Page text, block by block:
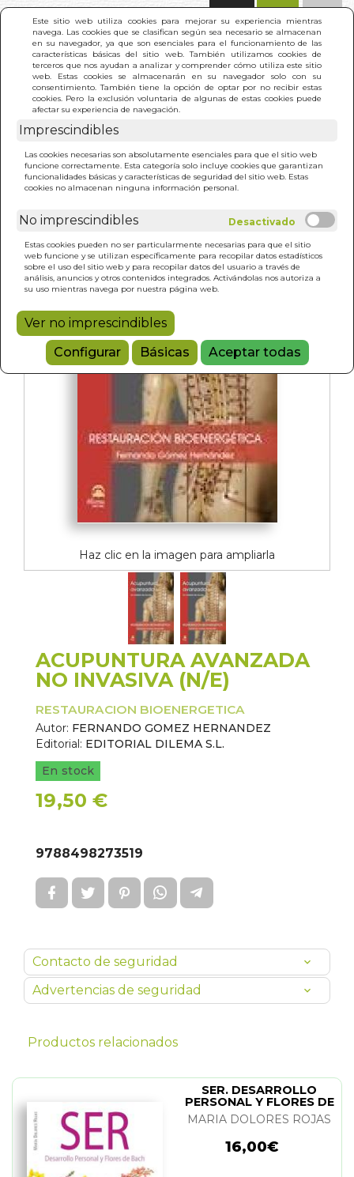
Este sitio web utiliza cookies para mejorar su experiencia mientras
navega. Las cookies que se clasifican según sea necesario se almacenan
en su navegador, ya que son esenciales para el funcionamiento de las
características básicas del sitio web. También utilizamos cookies de
terceros que nos ayudan a analizar y comprender cómo utiliza este sitio
web. Estas cookies se almacenarán en su navegador solo con su
consentimiento. También tiene la opción de optar por no recibir estas
cookies. Pero la exclusión voluntaria de algunas de estas cookies puede
afectar su experiencia de navegación.
Imprescindibles
Las cookies necesarias son absolutamente esenciales para que el sitio web
funcione correctamente. Esta categoría solo incluye cookies que garantizan
funcionalidades básicas y características de seguridad del sitio web. Estas
cookies no almacenan ninguna información personal.
No imprescindibles
Estas cookies pueden no ser particularmente necesarias para que el sitio
web funcione y se utilizan específicamente para recopilar datos estadísticos
sobre el uso del sitio web y para recopilar datos del usuario a través de
análisis, anuncios y otros contenidos integrados. Activándolas nos autoriza a
su uso mientras navega por nuestra página web.
Ver no imprescindibles
Configurar
Básicas Aceptar todas
INICIO >
(N/E)
Haz clic en la imagen para ampliarla
ACUPUNTURA AVANZADA
NO INVASIVA (N/E)
RESTAURACION BIOENERGETICA
Autor: FERNANDO GOMEZ HERNANDEZ
Editorial: EDITORIAL DILEMA S.L.
En stock
19,50 €
9788498273519
Contacto de seguridad
Advertencias de seguridad
Productos relacionados
SER. DESARROLLO
PERSONAL Y FLORES DE
BACH
MARIA DOLORES ROJAS
16,00€